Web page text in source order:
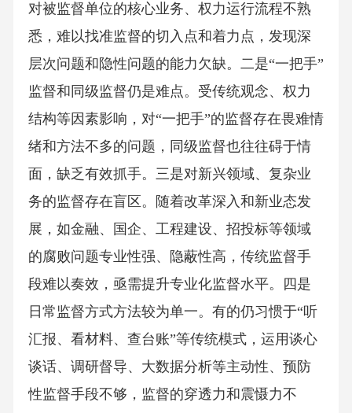
对被监督单位的核心业务、权力运行流程不熟
悉，难以找准监督的切入点和着力点，发现深
层次问题和隐性问题的能力欠缺。二是“一把手”
监督和同级监督仍是难点。受传统观念、权力
结构等因素影响，对“一把手”的监督存在畏难情
绪和方法不多的问题，同级监督也往往碍于情
面，缺乏有效抓手。三是对新兴领域、复杂业
务的监督存在盲区。随着改革深入和新业态发
展，如金融、国企、工程建设、招投标等领域
的腐败问题专业性强、隐蔽性高，传统监督手
段难以奏效，亟需提升专业化监督水平。四是
日常监督方式方法较为单一。有的仍习惯于“听
汇报、看材料、查台账”等传统模式，运用谈心
谈话、调研督导、大数据分析等主动性、预防
性监督手段不够，监督的穿透力和震慑力不